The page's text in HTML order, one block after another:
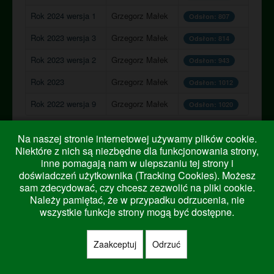
BIP
Rok 2024 wersja 1 Grzegorz Małek Odsłon: 807
Rok 2023 wersja 3 Grzegorz Małek Odsłon: 814
Rok 2023 wersja 2 Grzegorz Małek Odsłon: 943
Rok 2023 Grzegorz Małek Odsłon: 1012
Rok 2022 wersja 9 Grzegorz Małek Odsłon: 1020
Jesteś tutaj: Start
Zamówienia
Plan zamówień publicznych
© 2026 Zespół Szkół Centrum Kształcenia Rolniczego im.
Na naszej stronie internetowej używamy plików cookie.
Niektóre z nich są niezbędne dla funkcjonowania strony,
inne pomagają nam w ulepszaniu tej strony i
doświadczeń użytkownika (Tracking Cookies). Możesz
sam zdecydować, czy chcesz zezwolić na pliki cookie.
Należy pamiętać, że w przypadku odrzucenia, nie
wszystkie funkcje strony mogą być dostępne.
Zaakceptuj Odrzuć